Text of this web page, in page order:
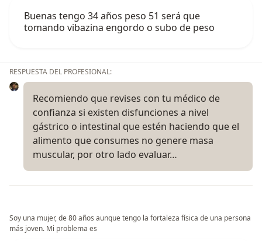
Buenas tengo 34 años peso 51 será que
tomando vibazina engordo o subo de peso
RESPUESTA DEL PROFESIONAL:
Recomiendo que revises con tu médico de
confianza si existen disfunciones a nivel
gástrico o intestinal que estén haciendo que el
alimento que consumes no genere masa
muscular, por otro lado evaluar…
Soy una mujer, de 80 años aunque tengo la fortaleza física de una persona
más joven. Mi problema es